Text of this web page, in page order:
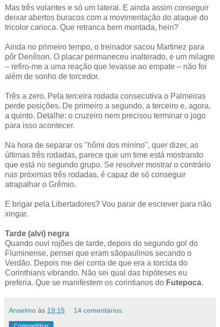
Mas três volantes e só um lateral. E ainda assim conseguir
deixar abertos buracos com a movimentação do ataque do
tricolor carioca. Que retranca bem montada, hein?
Ainda no primeiro tempo, o treinador sacou Martinez para
pôr Denílson. O placar permaneceu inalterado, e um milagre
– refiro-me a uma reação que levasse ao empate – não foi
além de sonho de torcedor.
Três a zero. Pela terceira rodada consecutiva o Palmeiras
perde posições. De primeiro a segundo, a terceiro e, agora,
a quinto. Detalhe: o cruzeiro nem precisou terminar o jogo
para isso acontecer.
Na hora de separar os "hômi dos minino", quer dizer, as
últimas três rodadas, parece que um time está mostrando
que está no segundo grupo. Se resolver mostrar o contrário
nas próximas três rodadas, é capaz de só conseguir
atrapalhar o Grêmio.
E brigar pela Libertadores? Vou parar de escrever para não
xingar.
Tarde (alvi) negra
Quando ouvi rojões de tarde, depois do segundo gol do
Fluminense, pensei que eram sãopaulinos secando o
Verdão. Depois me dei conta de que era a torcida do
Corinthians vibrando. Não sei qual das hipóteses eu
preferia. Que se manifestem os corintianos do Futepoca.
Anselmo às 19:15 14 comentários: